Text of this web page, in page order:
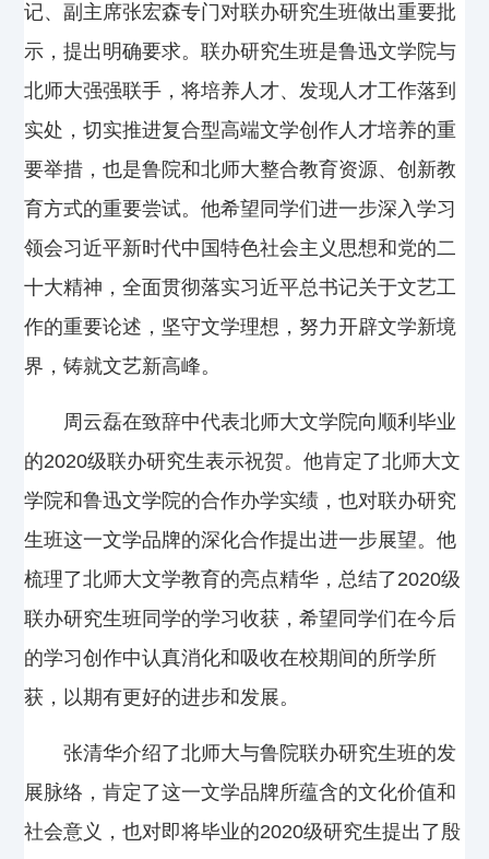
记、副主席张宏森专门对联办研究生班做出重要批
示，提出明确要求。联办研究生班是鲁迅文学院与
北师大强强联手，将培养人才、发现人才工作落到
实处，切实推进复合型高端文学创作人才培养的重
要举措，也是鲁院和北师大整合教育资源、创新教
育方式的重要尝试。他希望同学们进一步深入学习
领会习近平新时代中国特色社会主义思想和党的二
十大精神，全面贯彻落实习近平总书记关于文艺工
作的重要论述，坚守文学理想，努力开辟文学新境
界，铸就文艺新高峰。
周云磊在致辞中代表北师大文学院向顺利毕业
的2020级联办研究生表示祝贺。他肯定了北师大文
学院和鲁迅文学院的合作办学实绩，也对联办研究
生班这一文学品牌的深化合作提出进一步展望。他
梳理了北师大文学教育的亮点精华，总结了2020级
联办研究生班同学的学习收获，希望同学们在今后
的学习创作中认真消化和吸收在校期间的所学所
获，以期有更好的进步和发展。
张清华介绍了北师大与鲁院联办研究生班的发
展脉络，肯定了这一文学品牌所蕴含的文化价值和
社会意义，也对即将毕业的2020级研究生提出了殷